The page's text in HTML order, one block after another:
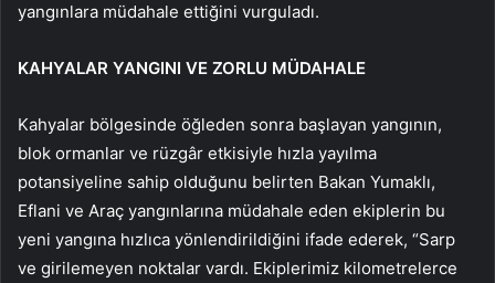
yangınlara müdahale ettiğini vurguladı.
KAHYALAR YANGINI VE ZORLU MÜDAHALE
Kahyalar bölgesinde öğleden sonra başlayan yangının,
blok ormanlar ve rüzgâr etkisiyle hızla yayılma
potansiyeline sahip olduğunu belirten Bakan Yumaklı,
Eflani ve Araç yangınlarına müdahale eden ekiplerin bu
yeni yangına hızlıca yönlendirildiğini ifade ederek, “Sarp
ve girilemeyen noktalar vardı. Ekiplerimiz kilometrelerce